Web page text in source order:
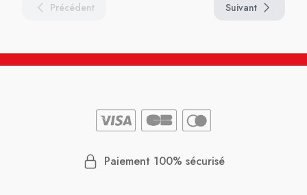
Précédent Suivant
Paiement 100% sécurisé